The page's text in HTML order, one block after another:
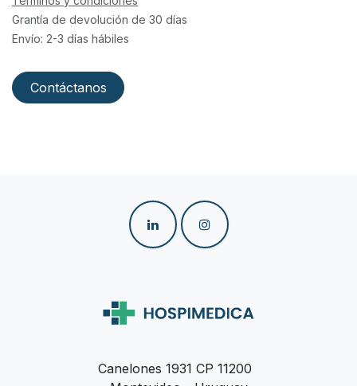
Grantía de devolución de 30 días
Envío: 2-3 días hábiles
Contáctanos
Canelones 1931 CP 11200